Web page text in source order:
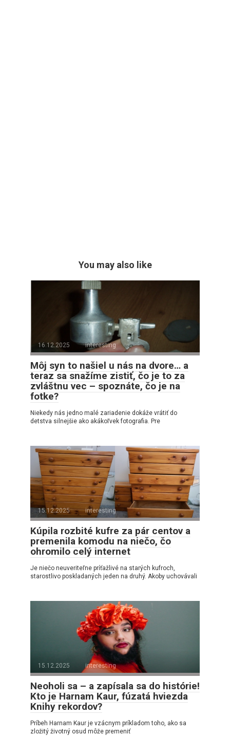
You may also like
16.12.2025 interesting
Môj syn to našiel u nás na dvore… a
teraz sa snažíme zistiť, čo je to za
zvláštnu vec – spoznáte, čo je na
fotke?
Niekedy nás jedno malé zariadenie dokáže vrátiť do
detstva silnejšie ako akákoľvek fotografia. Pre
15.12.2025 interesting
Kúpila rozbité kufre za pár centov a
premenila komodu na niečo, čo
ohromilo celý internet
Je niečo neuveriteľne príťažlivé na starých kufroch,
starostlivo poskladaných jeden na druhý. Akoby uchovávali
15.12.2025 interesting
Neoholi sa – a zapísala sa do histórie!
Kto je Harnam Kaur, fúzatá hviezda
Knihy rekordov?
Príbeh Harnam Kaur je vzácnym príkladom toho, ako sa
zložitý životný osud môže premeniť